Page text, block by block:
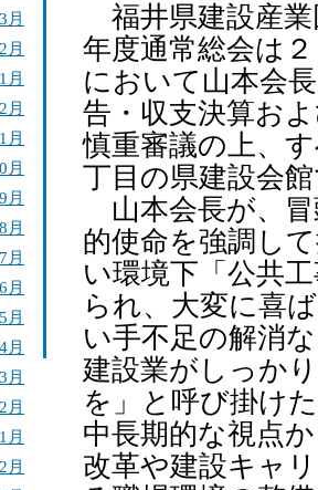
月
月
月
月
月
月
月
月
月
月
月
月
月
月
月
月
福井県建設産業
年度通常総会は
において山本会
告・収支決算お
慎重審議の上、
丁目の県建設会
山本会長が、冒
的使命を強調し
い環境下「公共
られ、大変に喜
い手不足の解消
建設業がしっか
を」と呼び掛け
中長期的な視点
改革や建設キャ